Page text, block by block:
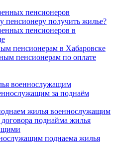
пенсионеров
пенсионеру получить жилье?
пенсионеров в
пенсионерам в Хабаровске
пенсионерам по оплате
военнослужащим
за поднаём
жилья военнослужащим
поднайма жилья
поднаема жилья